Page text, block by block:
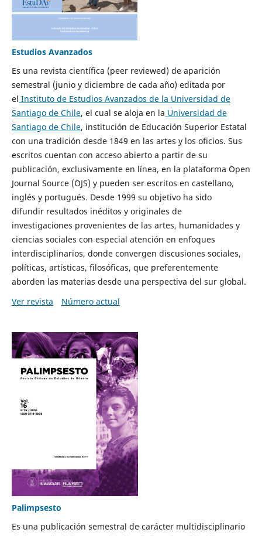
Estudios Avanzados
Es una revista científica (peer reviewed) de aparición
semestral (junio y diciembre de cada año) editada por
el Instituto de Estudios Avanzados de la Universidad de
Santiago de Chile, el cual se aloja en la Universidad de
Santiago de Chile, institución de Educación Superior Estatal
con una tradición desde 1849 en las artes y los oficios. Sus
escritos cuentan con acceso abierto a partir de su
publicación, exclusivamente en línea, en la plataforma Open
Journal Source (OJS) y pueden ser escritos en castellano,
inglés y portugués. Desde 1999 su objetivo ha sido
difundir resultados inéditos y originales de
investigaciones provenientes de las artes, humanidades y
ciencias sociales con especial atención en enfoques
interdisciplinarios, donde convergen discusiones sociales,
políticas, artísticas, filosóficas, que preferentemente
aborden las materias desde una perspectiva del sur global.
Ver revista
Número actual
Palimpsesto
Es una publicación semestral de carácter multidisciplinario